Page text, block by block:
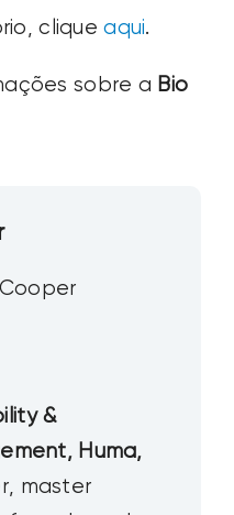
cliqueaqui.
sobre a Bio
&
Huma,
master